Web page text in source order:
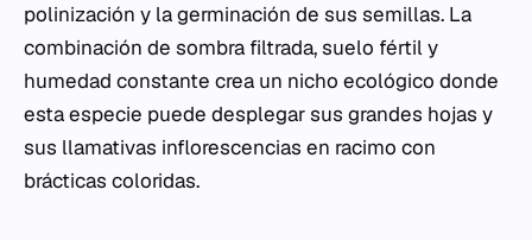
polinización y la germinación de sus semillas. La
combinación de sombra filtrada, suelo fértil y
humedad constante crea un nicho ecológico donde
esta especie puede desplegar sus grandes hojas y
sus llamativas inflorescencias en racimo con
brácticas coloridas.